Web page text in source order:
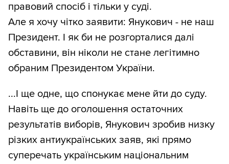
правовий спосіб і тільки у суді.
Але я хочу чітко заявити: Янукович - не наш
Президент. І як би не розгорталися далі
обставини, він ніколи не стане легітимно
обраним Президентом України.
...І ще одне, що спонукає мене йти до суду.
Навіть ще до оголошення остаточних
результатів виборів, Янукович зробив низку
різких антиукраїнських заяв, які прямо
суперечать українським національним